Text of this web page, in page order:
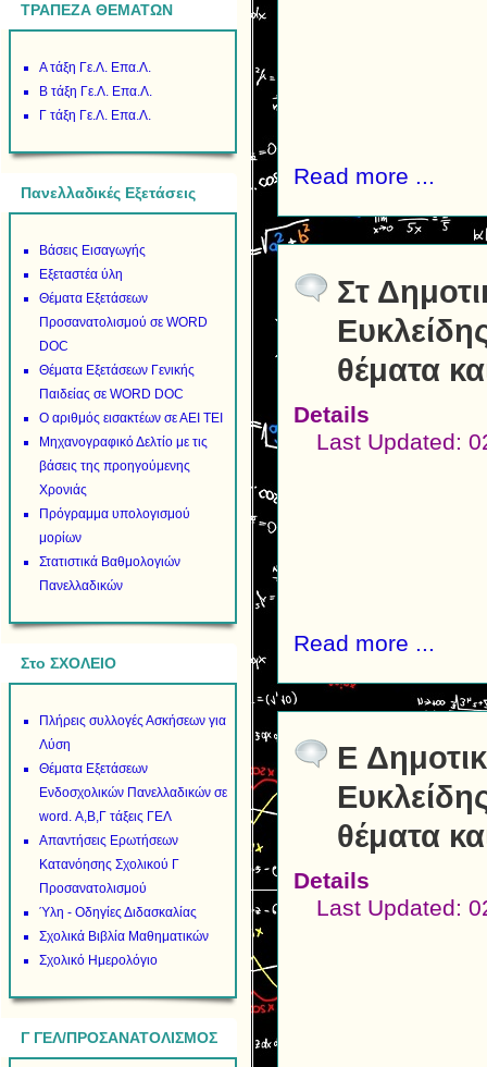
ΤΡΑΠΕΖΑ ΘΕΜΑΤΩΝ
Α τάξη Γε.Λ. Επα.Λ.
Β τάξη Γε.Λ. Επα.Λ.
Γ τάξη Γε.Λ. Επα.Λ.
Πανελλαδικές Εξετάσεις
Βάσεις Εισαγωγής
Εξεταστέα ύλη
Θέματα Εξετάσεων
Προσανατολισμού σε WORD
DOC
Θέματα Εξετάσεων Γενικής
Παιδείας σε WORD DOC
Ο αριθμός εισακτέων σε ΑΕΙ ΤΕΙ
Μηχανογραφικό Δελτίο με τις
βάσεις της προηγούμενης
Χρονιάς
Πρόγραμμα υπολογισμού
μορίων
Στατιστικά Βαθμολογιών
Πανελλαδικών
Στο ΣΧΟΛΕΙΟ
Πλήρεις συλλογές Ασκήσεων για
Λύση
Θέματα Εξετάσεων
Ενδοσχολικών Πανελλαδικών σε
word. Α,Β,Γ τάξεις ΓΕΛ
Απαντήσεις Ερωτήσεων
Κατανόησης Σχολικού Γ
Προσανατολισμού
Ύλη - Οδηγίες Διδασκαλίας
Σχολικά Βιβλία Μαθηματικών
Σχολικό Ημερολόγιο
Γ ΓΕΛ/ΠΡΟΣΑΝΑΤΟΛΙΣΜΟΣ
Read more ...
Στ
θέματα
Details
Last Updated:
Read more ...
E
θέματα
Details
Last Updated: